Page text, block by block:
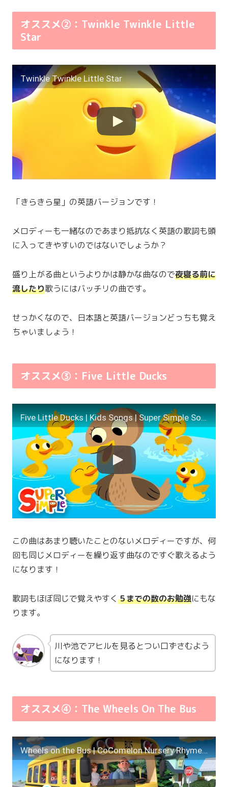
オススメ②：Twinkle Twinkle Little
Star
Twinkle Twinkle Little Star
「きらきら星」の英語バージョンです！
メロディーも一緒なのであまり抵抗なく英語の歌詞も頭
に入ってきやすいのではないでしょうか？
盛り上がる曲というよりかは静かな曲なので夜寝る前に
流したり歌うにはバッチリの曲です。
せっかくなので、日本語と英語バージョンどっちも覚え
ちゃいましょう！
オススメ③：Five Little Ducks
Five Little Ducks | Kids Songs | Super Simple Songs
この曲はあまり聴いたことのないメロディーですが、何
回も同じメロディーを繰り返す曲なのですぐ歌えるよう
になります！
歌詞もほぼ同じで覚えやすく５までの数のお勉強にもな
ります。
川や池でアヒルを見るとつい口ずさむよう
になります！
オススメ④：The Wheels On The Bus
Wheels on the Bus | CoComelon Nursery Rhymes & Kids Songs